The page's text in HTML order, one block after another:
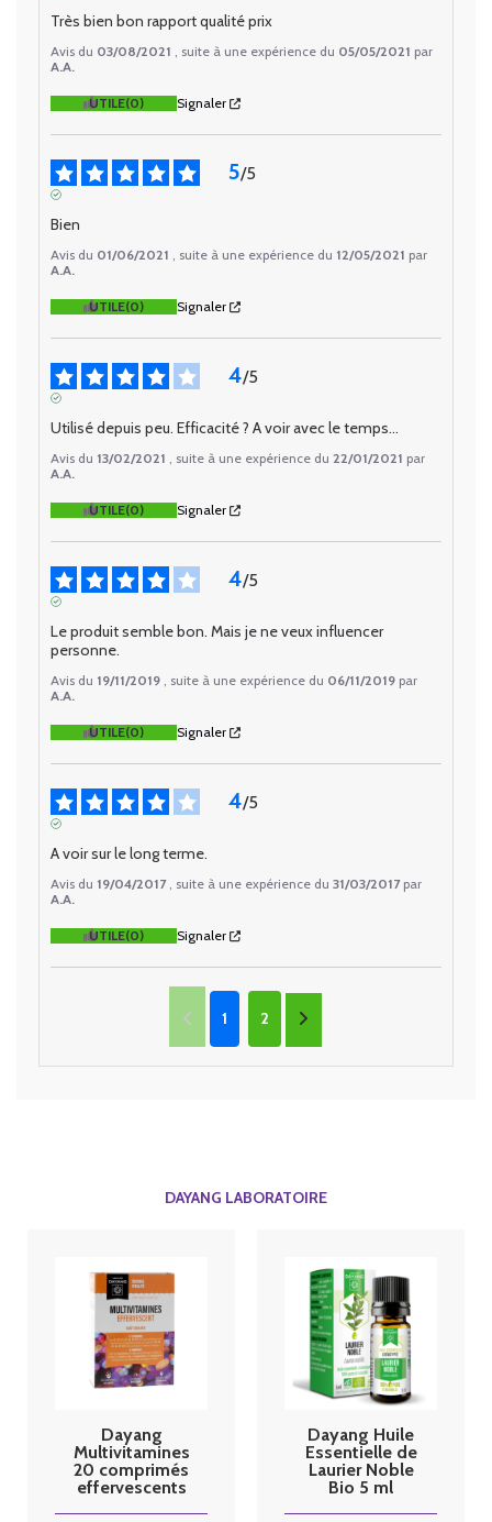
Très bien bon rapport qualité prix
Avis du 03/08/2021 , suite à une expérience du 05/05/2021 par
A.A.
UTILE(0) Signaler
5/5
Bien
Avis du 01/06/2021 , suite à une expérience du 12/05/2021 par
A.A.
UTILE(0) Signaler
4/5
Utilisé depuis peu. Efficacité ? A voir avec le temps...
Avis du 13/02/2021 , suite à une expérience du 22/01/2021 par
A.A.
UTILE(0) Signaler
4/5
Le produit semble bon. Mais je ne veux influencer
personne.
Avis du 19/11/2019 , suite à une expérience du 06/11/2019 par
A.A.
UTILE(0) Signaler
4/5
A voir sur le long terme.
Avis du 19/04/2017 , suite à une expérience du 31/03/2017 par
A.A.
UTILE(0) Signaler
1 2
DAYANG LABORATOIRE
Dayang
Multivitamines
20 comprimés
effervescents
Dayang Huile
Essentielle de
Laurier Noble
Bio 5 ml